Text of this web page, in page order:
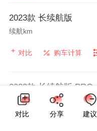
2023款 长续航版
续航km
对比 购车计算
2023款 长续航版 PRO
续航km
对比 分享 建议